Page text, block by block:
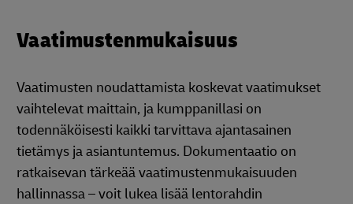
Vaatimustenmukaisuus
Vaatimusten noudattamista koskevat vaatimukset
vaihtelevat maittain, ja kumppanillasi on
todennäköisesti kaikki tarvittava ajantasainen
tietämys ja asiantuntemus. Dokumentaatio on
ratkaisevan tärkeää vaatimustenmukaisuuden
hallinnassa – voit lukea lisää lentorahdin